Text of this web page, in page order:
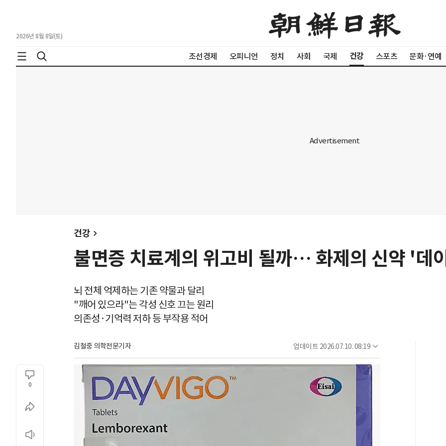
2026년 8월 8일(토)
조선경제 오피니언 정치 사회 국제 건강 스포츠 문화·연예
건강
불면증 치료계의 위고비 될까… 화제의 신약 '데
뇌 전체 억제하는 기존 약물과 달리
"깨어 있으라"는 각성 신호 끄는 원리
의존성·기억력 저하 등 부작용 적어
김철중 의학전문기자 업데이트 2026.07.10. 08:19
0